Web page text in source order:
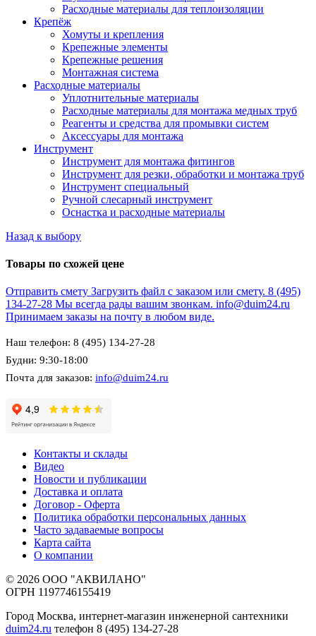
Расходные материалы для теплоизоляции
Крепёж
Хомуты и крепления
Крепежные элементы
Крепежные решения
Монтажная система
Расходные материалы
Уплотнительные материалы
Расходные материалы для монтажа медных труб
Реагенты и средства для промывки систем
Аксессуары для монтажа
Инструмент
Инструмент для монтажа фитингов
Инструмент для резки, обработки и монтажа труб
Инструмент специальный
Ручной слесарный инструмент
Оснастка и расходные материалы
Назад к выбору
Товары по схожей цене
Отправить смету Загрузить файл с заказом или смету. 8 (495)
134-27-28 Мы всегда рады вашим звонкам. info@duim24.ru
Принимаем заказы на почту в любом виде.
Наш телефон: 8 (495) 134-27-28
Будни: 9:30-18:00
Почта для заказов: info@duim24.ru
Контакты и склады
Видео
Новости и публикации
Доставка и оплата
Договор - Оферта
Политика обработки персональных данных
Часто задаваемые вопросы
Карта сайта
О компании
© 2026 ООО "АКВИЛАНО"
ОГРН 1197746155419
Город Москва, интернет-магазин инженерной сантехники
duim24.ru телефон 8 (495) 134-27-28